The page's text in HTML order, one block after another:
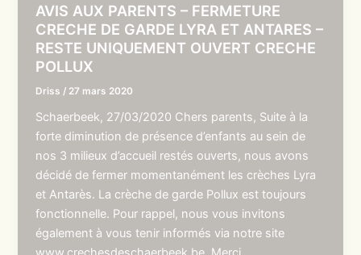
AVIS AUX PARENTS – FERMETURE
CRECHE DE GARDE LYRA ET ANTARES –
RESTE UNIQUEMENT OUVERT CRECHE
POLLUX
Driss / 27 mars 2020
Schaerbeek, 27/03/2020 Chers parents, Suite à la
forte diminution de présence d’enfants au sein de
nos 3 milieux d’accueil restés ouverts, nous avons
décidé de fermer momentanément les crèches Lyra
et Antarès. La crèche de garde Pollux est toujours
fonctionnelle. Pour rappel, nous vous invitons
également à vous tenir informés via notre site